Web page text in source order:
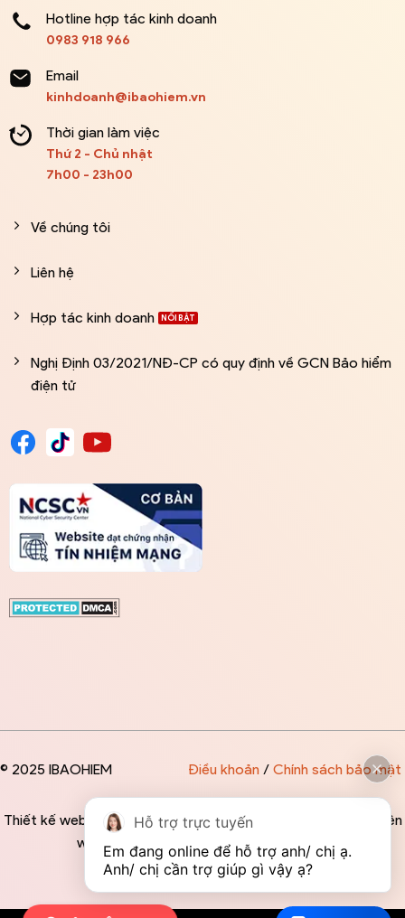
Hotline hợp tác kinh doanh
0983 918 966
Email
kinhdoanh@ibaohiem.vn
Thời gian làm việc
Thứ 2 - Chủ nhật
7h00 - 23h00
Về chúng tôi
Liên hệ
Hợp tác kinh doanh
Nghị Định 03/2021/NĐ-CP có quy định về GCN Bảo hiểm
điện tử
© 2025 IBAOHIEM
Thiết kế website độc quyền bởi IBAOHIEM - Mọi thông tin trên
website đều mang tính chất tham khảo
Điều khoản/ Chính sách bảo mật
Hỗ trợ trực tuyến
Em đang online để hỗ trợ anh/ chị ạ.
Anh/ chị cần trợ giúp gì vậy ạ?